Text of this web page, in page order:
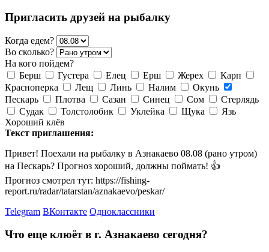
Пригласить друзей на рыбалку
Когда едем?
Во сколько?
На кого пойдем?
Берш
Густера Елец Ерш Жерех
Карп
Красноперка
Лещ Линь Налим
Окунь
Пескарь
Плотва Сазан Синец Сом
Стерлядь
Судак
Толстолобик Уклейка Щука
Язь
Хороший клёв
Текст приглашения:
Привет! Поехали на рыбалку в Азнакаево 08.08 (рано утром)
на Пескарь? Прогноз хороший, должны поймать! 👍
Прогноз смотрел тут: https://fishing-
report.ru/radar/tatarstan/aznakaevo/peskar/
Telegram ВКонтакте Одноклассники
Что еще клюёт в г. Азнакаево сегодня?